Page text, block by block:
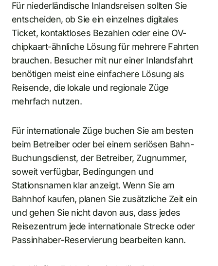
Für niederländische Inlandsreisen sollten Sie
entscheiden, ob Sie ein einzelnes digitales
Ticket, kontaktloses Bezahlen oder eine OV-
chipkaart-ähnliche Lösung für mehrere Fahrten
brauchen. Besucher mit nur einer Inlandsfahrt
benötigen meist eine einfachere Lösung als
Reisende, die lokale und regionale Züge
mehrfach nutzen.
Für internationale Züge buchen Sie am besten
beim Betreiber oder bei einem seriösen Bahn-
Buchungsdienst, der Betreiber, Zugnummer,
soweit verfügbar, Bedingungen und
Stationsnamen klar anzeigt. Wenn Sie am
Bahnhof kaufen, planen Sie zusätzliche Zeit ein
und gehen Sie nicht davon aus, dass jedes
Reisezentrum jede internationale Strecke oder
Passinhaber-Reservierung bearbeiten kann.